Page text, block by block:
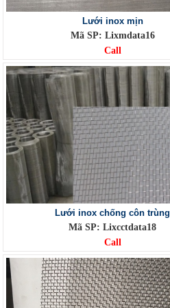
Lưới inox mịn
Mã SP: Lixmdata16
Call
Lưới inox chống côn trùng
Mã SP: Lixcctdata18
Call